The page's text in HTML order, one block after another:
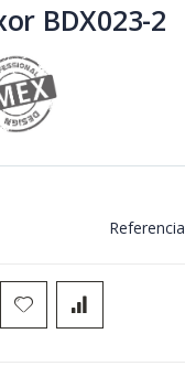
BDX023-2
Referencia